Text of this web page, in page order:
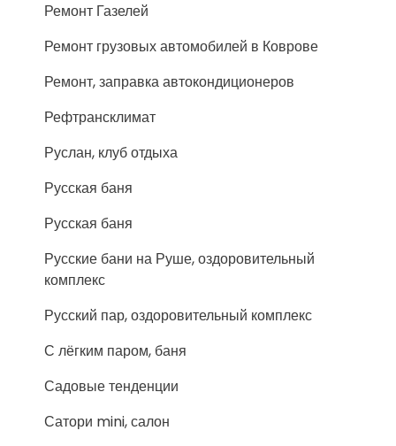
Ремонт Газелей
Ремонт грузовых автомобилей в Коврове
Ремонт, заправка автокондиционеров
Рефтрансклимат
Руслан, клуб отдыха
Русская баня
Русская баня
Русские бани на Руше, оздоровительный
комплекс
Русский пар, оздоровительный комплекс
С лёгким паром, баня
Садовые тенденции
Сатори mini, салон